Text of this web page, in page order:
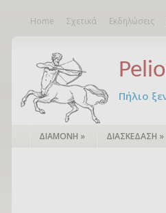
Home Σχετικά Εκδηλώσεις
Πήλιο
ΔΙΑΜΟΝΗ » ΔΙΑΣΚΕΔΑΣΗ »